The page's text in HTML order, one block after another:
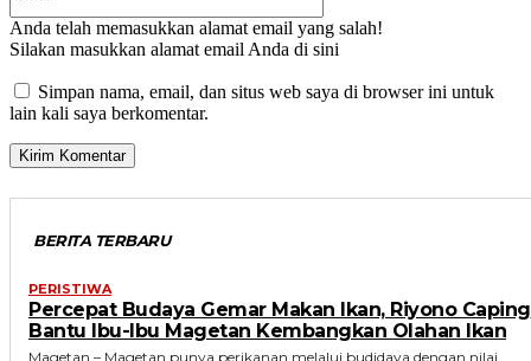
Anda telah memasukkan alamat email yang salah!
Silakan masukkan alamat email Anda di sini
Simpan nama, email, dan situs web saya di browser ini untuk
lain kali saya berkomentar.
BERITA TERBARU
PERISTIWA
Percepat Budaya Gemar Makan Ikan, Riyono Caping
Bantu Ibu-Ibu Magetan Kembangkan Olahan Ikan
Magetan – Magetan punya perikanan melalui budidaya dengan nilai